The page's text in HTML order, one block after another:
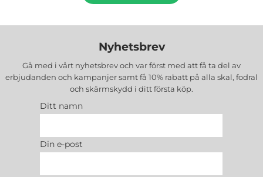
Nyhetsbrev
Gå med i vårt nyhetsbrev och var först med att få ta del av
erbjudanden och kampanjer samt få 10% rabatt på alla skal, fodral
och skärmskydd i ditt första köp.
Ditt namn
Din e-post